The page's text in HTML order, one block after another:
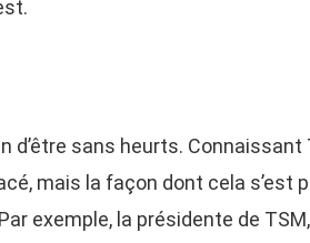
d’être sans heurts. Connaissant
mais la façon dont cela s’est
exemple, la présidente de